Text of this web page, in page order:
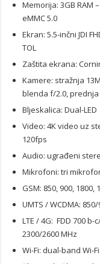
Memorija: 3GB RAM
eMMC 5.0
Ekran: 5.5-inčni JDI
TOL
Zaštita ekrana:
Kamere: stražnja
blenda f/2.0, prednja
Bljeskalica: Dual-LED
Video: 4K video uz
120fps
Audio: ugrađeni
Mikrofoni: tri
GSM: 850, 900, 1800,
UMTS / WCDMA:
LTE / 4G: FDD 700
2300/2600 MHz
Wi-Fi: dual-band Wi-